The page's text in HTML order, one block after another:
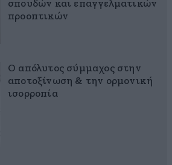
σπουδών και επαγγελματικών
προοπτικών
Ο απόλυτος σύμμαχος στην
αποτοξίνωση & την ορμονική
ισορροπία